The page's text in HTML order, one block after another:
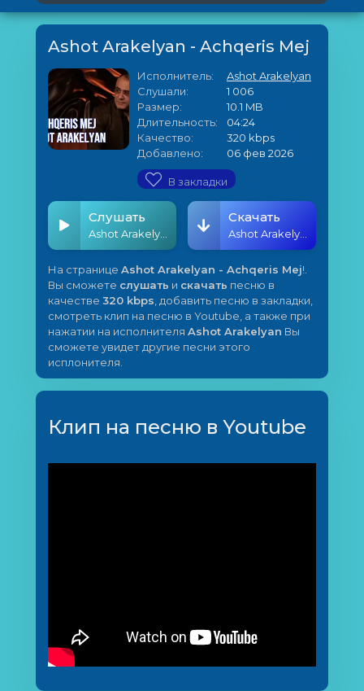
Ashot Arakelyan - Achqeris Mej
Исполнитель:
Ashot Arakelyan
Слушали:
1 006
Размер:
10.1 MB
Длительность:
04:24
Качество:
320 kbps
Добавлено:
06 фев 2026
В закладки
Слушать Скачать
Ashot Arakelyan - Achqeris Mej
На странице Ashot Arakelyan - Achqeris Mej!.
Вы сможете слушать и скачать песню в
качестве 320 kbps , добавить песню в закладки,
смотреть клип на песню в Youtube, а также при
нажатии на исполнителя Ashot Arakelyan Вы
сможете увидет другие песни этого
исплонителя.
Клип на песню в Youtube